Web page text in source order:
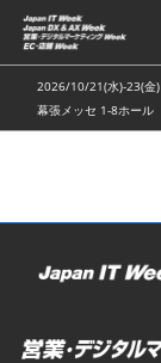
ス
キ
ッ
し
む
2026/10/21(水)-23(金)
幕張メッセ 1-8ホール